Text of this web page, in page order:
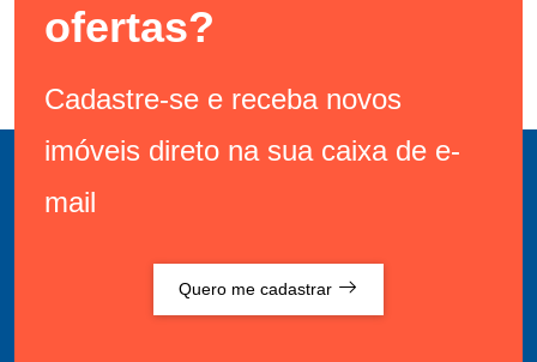
ofertas?
Cadastre-se e receba novos
imóveis direto na sua caixa de e-
mail
Quero me cadastrar